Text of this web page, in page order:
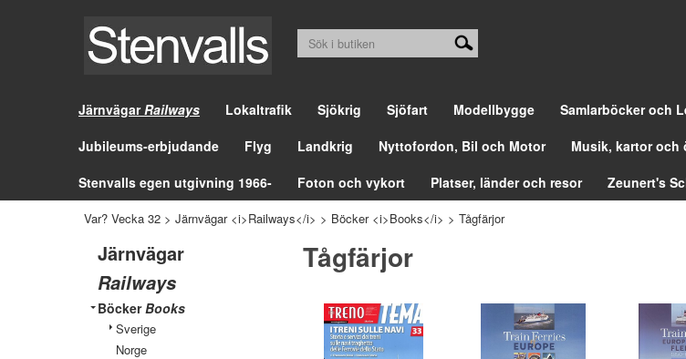
JärnvägarRailways Lokaltrafik Sjökrig Sjöfart Modellbygge Samlarböcker och
Jubileums-erbjudande
Flyg Landkrig Nyttofordon, Bil och Motor Musik, kartor och
Stenvalls egen utgivning 1966-
Foton och vykort Platser, länder och resor Zeunert's
Var? Vecka 32 > Järnvägar <i>Railways</i> > Böcker <i>Books</i> > Tågfärjor
Järnvägar
Railways
BöckerBooks
Sverige
Norge
Tågfärjor